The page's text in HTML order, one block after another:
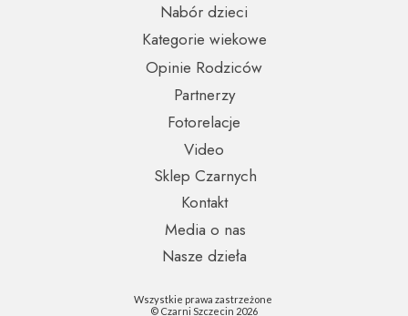
Partnerzy
Wszystkie prawa zastrzeżone
© Czarni Szczecin 2026
Opinie Rodziców
Nabór dzieci
Sklep Czarnych
Video
Fotorelacje
Kontakt
Media o nas
Kategorie wiekowe
Nasze dzieła